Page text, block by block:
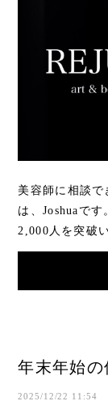
美容師に相談
は、Joshuaで
2,000人を突破
る皆さま、本
年末年始
2025/12/22 11:54